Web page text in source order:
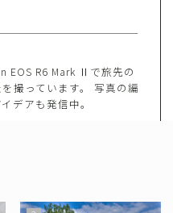
EOS R6 Mark Ⅱで旅先の
撮っています。 写真の編
デアも発信中。